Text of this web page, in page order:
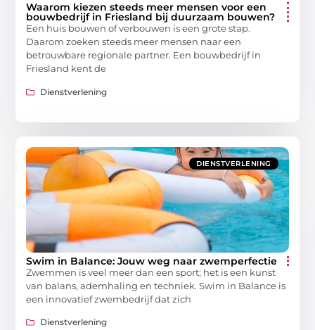
Waarom kiezen steeds meer mensen voor een
bouwbedrijf in Friesland bij duurzaam bouwen?
Een huis bouwen of verbouwen is een grote stap.
Daarom zoeken steeds meer mensen naar een
betrouwbare regionale partner. Een bouwbedrijf in
Friesland kent de
Dienstverlening
DIENSTVERLENING
Swim in Balance: Jouw weg naar zwemperfectie
Zwemmen is veel meer dan een sport; het is een kunst
van balans, ademhaling en techniek. Swim in Balance is
een innovatief zwembedrijf dat zich
Dienstverlening